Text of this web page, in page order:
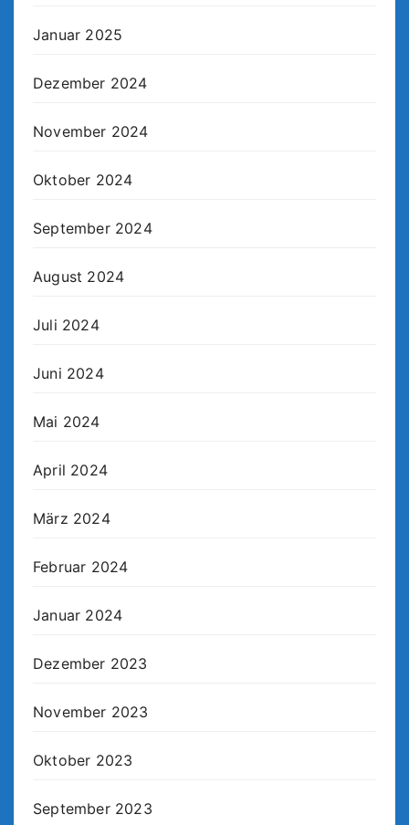
Januar 2025
Dezember 2024
November 2024
Oktober 2024
September 2024
August 2024
Juli 2024
Juni 2024
Mai 2024
April 2024
März 2024
Februar 2024
Januar 2024
Dezember 2023
November 2023
Oktober 2023
September 2023